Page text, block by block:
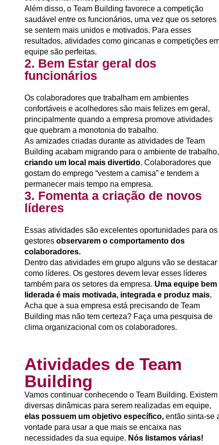
Além disso, o Team Building favorece a competição
saudável entre os funcionários, uma vez que os setores
se sentem mais unidos e motivados. Para esses
resultados, atividades como gincanas e competições
equipe são perfeitas.
2. Bem Estar geral dos
funcionários
Os colaboradores que trabalham em ambientes
confortáveis e acolhedores são mais felizes em geral,
principalmente quando a empresa promove atividades
que quebram a monotonia do trabalho.
As amizades criadas durante as atividades de Team
Building acabam migrando para o ambiente de trabalho,
criando um local mais divertido. Colaboradores que
gostam do emprego “vestem a camisa” e tendem a
permanecer mais tempo na empresa.
3. Fomenta a criação de novos
líderes
Essas atividades são excelentes oportunidades para os
gestores observarem o comportamento dos
colaboradores.
Dentro das atividades em grupo alguns vão se destacar
como líderes. Os gestores devem levar esses líderes
também para os setores da empresa. Uma equipe bem
liderada é mais motivada, integrada e produz mais.
Acha que a sua empresa está precisando de Team
Building mas não tem certeza? Faça uma pesquisa de
clima organizacional com os colaboradores.
Atividades de Team
Building
Vamos continuar conhecendo o Team Building. Existem
diversas dinâmicas para serem realizadas em equipe,
elas possuem um objetivo específico, então sinta-se
vontade para usar a que mais se encaixa nas
necessidades da sua equipe. Nós listamos várias!